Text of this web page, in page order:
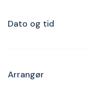
Dato og tid
Arrangør